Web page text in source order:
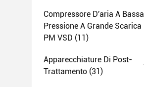
Compressore D'aria A Bassa
Pressione A Grande Scarica
PM VSD (11)
Apparecchiature Di Post-
Trattamento (31)